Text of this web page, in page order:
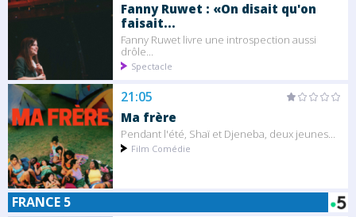
Fanny Ruwet : «On disait qu'on
faisait...
Fanny Ruwet livre une introspection aussi
drôle...
Spectacle
21:05
Ma frère
Pendant l'été, Shaï et Djeneba, deux jeunes...
Film Comédie
FRANCE 5